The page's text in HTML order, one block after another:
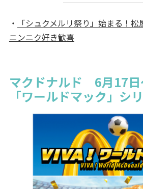
・
「シュクメルリ祭り」始まる！松
ニンニク好き歓喜
マクドナルド 6月17日
「ワールドマック」シ